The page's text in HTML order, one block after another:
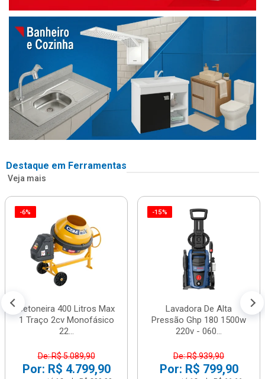
Destaque em Ferramentas
Veja mais
-6%
Betoneira 400 Litros Max
1 Traço 2cv Monofásico
22...
De: R$ 5.089,90
Por: R$ 4.799,90
-15%
Lavadora De Alta
Pressão Ghp 180 1500w
220v - 060...
De: R$ 939,90
Por: R$ 799,90